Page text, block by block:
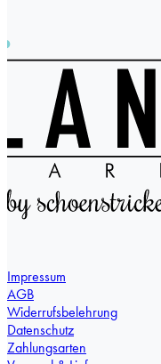
Impressum
AGB
Widerrufsbelehrung
Datenschutz
Zahlungsarten